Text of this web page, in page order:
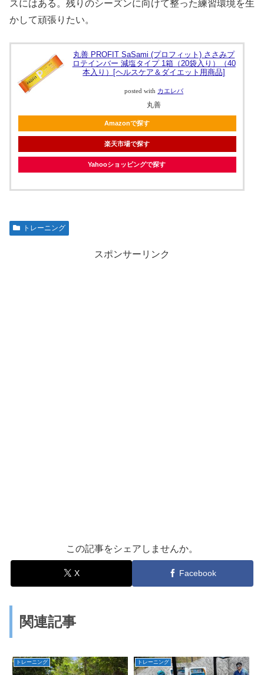
スにはある。残りのシーズンに向けて整った練習環境を生
かして頑張りたい。
丸善 PROFIT SaSami (プロフィット) ささみプ
ロテインバー 減塩タイプ 1箱（20袋入り）（40
本入り）[ヘルスケア＆ダイエット用商品]
posted with カエレバ
丸善
Amazonで探す
楽天市場で探す
Yahooショッピングで探す
トレーニング
スポンサーリンク
この記事をシェアしませんか。
X Facebook
関連記事
トレーニング トレーニング